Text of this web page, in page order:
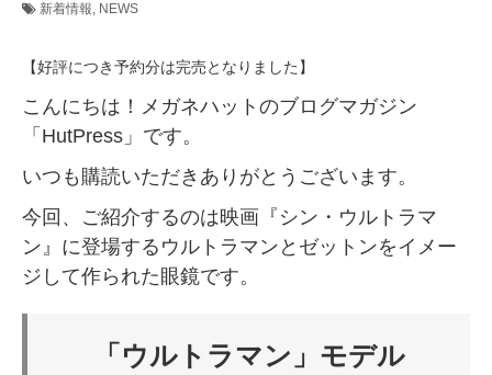
新着情報
NEWS
【好評につき予約分は完売となりました】
こんにちは！メガネハットのブログマガジン
「HutPress」です。
いつも購読いただきありがとうございます。
今回、ご紹介するのは映画『シン・ウルトラマ
ン』に登場するウルトラマンとゼットンをイメー
ジして作られた眼鏡です。
「ウルトラマン」モデル